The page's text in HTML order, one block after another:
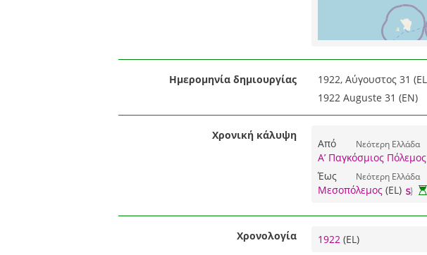
Ημερομηνία δημιουργίας
1922, Αύγουστος 31
1922 Auguste 31 (EN)
Χρονική κάλυψη
Από Νεότερη Ελλάδα
Α’ Παγκόσμιος
Έως
Νεότερη Ελλάδα
Μεσοπόλεμος(EL)
Χρονολογία 1922 (EL)